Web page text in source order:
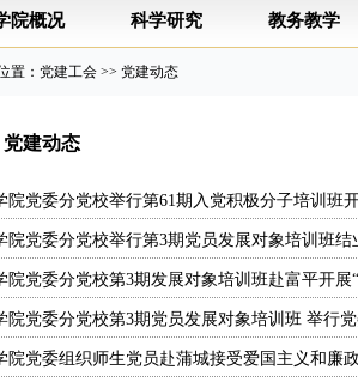
院概况 科学研究 教务教学
置：党建工会 >> 党建动态
党建动态
院党委分党校举行第61期入党积极分子培训班
院党委分党校举行第3期党员发展对象培训班结
院党委分党校第3期发展对象培训班赴富平开
院党委分党校第3期党员发展对象培训班 举行
院党委组织师生党员赴蒲城接受爱国主义和廉